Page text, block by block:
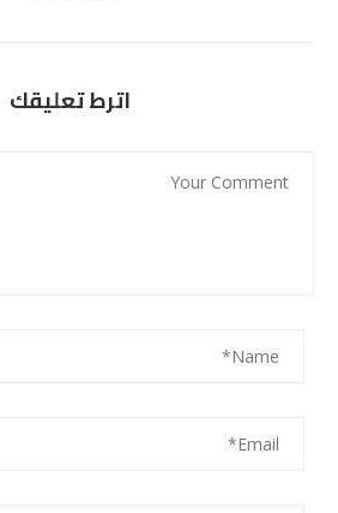
اترط تعليقك